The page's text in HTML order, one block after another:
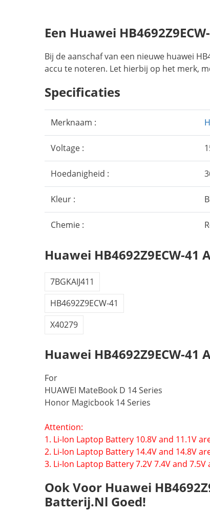
Een Huawei
Bij de aanschaf van een nieuwe huawei
accu te noteren. Let hierbij op het merk,
Specificaties
Merknaam :
Voltage :
Hoedanigheid :
Kleur :
Chemie :
Huawei HB4692Z9ECW-
7BGKAIJ411
HB4692Z9ECW-41
X40279
Huawei HB4692Z9ECW-
For
HUAWEI MateBook D 14 Series
Honor Magicbook 14 Series
Attention:
1. Li-Ion Laptop Battery 10.8V and 11.1V
2. Li-Ion Laptop Battery 14.4V and 14.8V
3. Li-Ion Laptop Battery 7.2V 7.4V and
Ook Voor Huawei
Batterij.nl Goed!